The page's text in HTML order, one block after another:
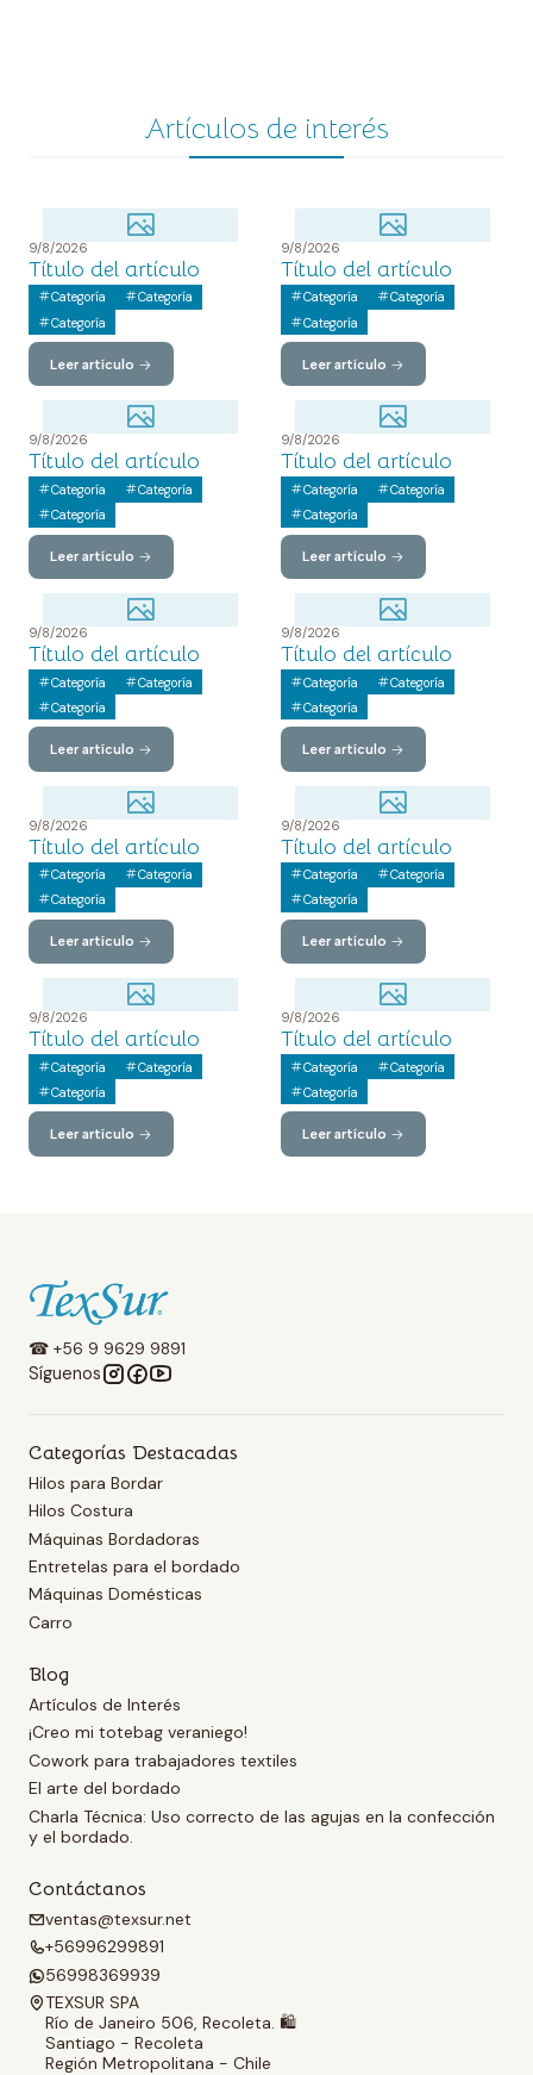
Artículos de interés
9/8/2026
Título del artículo
Categoría
Categoría
Categoría
Leer artículo
9/8/2026
Título del artículo
Categoría
Categoría
Categoría
Leer artículo
9/8/2026
Título del artículo
Categoría
Categoría
Categoría
Leer artículo
9/8/2026
Título del artículo
Categoría
Categoría
Categoría
Leer artículo
9/8/2026
Título del artículo
Categoría
Categoría
Categoría
Leer artículo
9/8/2026
Título del artículo
Categoría
Categoría
Categoría
Leer artículo
9/8/2026
Título del artículo
Categoría
Categoría
Categoría
Leer artículo
9/8/2026
Título del artículo
Categoría
Categoría
Categoría
Leer artículo
9/8/2026
Título del artículo
Categoría
Categoría
Categoría
Leer artículo
9/8/2026
Título del artículo
Categoría
Categoría
Categoría
Leer artículo
☎ +56 9 9629 9891
Síguenos
Categorías Destacadas
Hilos para Bordar
Hilos Costura
Máquinas Bordadoras
Entretelas para el bordado
Máquinas Domésticas
Carro
Blog
Artículos de Interés
¡Creo mi totebag veraniego!
Cowork para trabajadores textiles
El arte del bordado
Charla Técnica: Uso correcto de las agujas en la confección
y el bordado.
Contáctanos
ventas@texsur.net
+56996299891
56998369939
TEXSUR SPA
Río de Janeiro 506, Recoleta. 🛍️
Santiago - Recoleta
Región Metropolitana - Chile